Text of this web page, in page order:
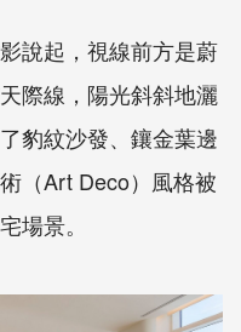
說起，視線前方是蔚
際線，陽光斜斜地灑
豹紋沙發、鑲金葉邊
（Art Deco）風格被
場景。